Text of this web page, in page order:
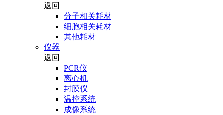
返回
分子相关耗材
细胞相关耗材
其他耗材
仪器
返回
PCR仪
离心机
封膜仪
温控系统
成像系统